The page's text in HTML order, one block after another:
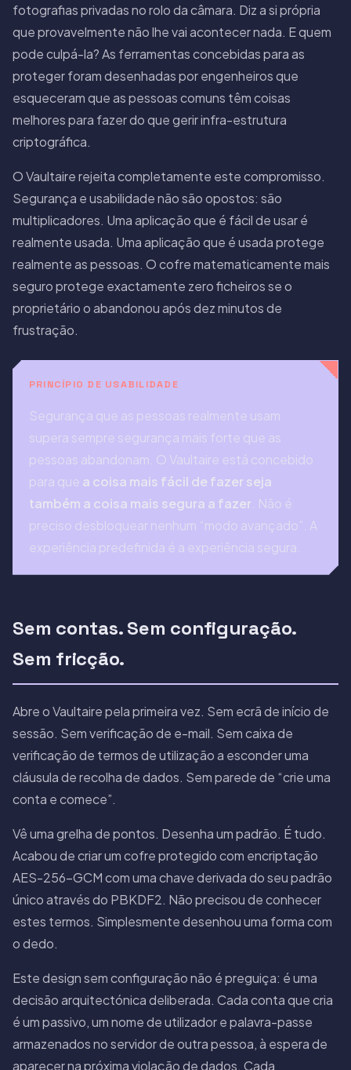
fotografias privadas no rolo da câmara. Diz a si própria
que provavelmente não lhe vai acontecer nada. E quem
pode culpá-la? As ferramentas concebidas para as
proteger foram desenhadas por engenheiros que
esqueceram que as pessoas comuns têm coisas
melhores para fazer do que gerir infra-estrutura
criptográfica.
O Vaultaire rejeita completamente este compromisso.
Segurança e usabilidade não são opostos: são
multiplicadores. Uma aplicação que é fácil de usar é
realmente usada. Uma aplicação que é usada protege
realmente as pessoas. O cofre matematicamente mais
seguro protege exactamente zero ficheiros se o
proprietário o abandonou após dez minutos de
frustração.
PRINCÍPIO DE USABILIDADE
Segurança que as pessoas realmente usam
supera sempre segurança mais forte que as
pessoas abandonam. O Vaultaire está concebido
para que a coisa mais fácil de fazer seja
também a coisa mais segura a fazer . Não é
preciso desbloquear nenhum “modo avançado”. A
experiência predefinida é a experiência segura.
Sem contas. Sem configuração.
Sem fricção.
Abre o Vaultaire pela primeira vez. Sem ecrã de início de
sessão. Sem verificação de e-mail. Sem caixa de
verificação de termos de utilização a esconder uma
cláusula de recolha de dados. Sem parede de “crie uma
conta e comece”.
Vê uma grelha de pontos. Desenha um padrão. É tudo.
Acabou de criar um cofre protegido com encriptação
AES-256-GCM com uma chave derivada do seu padrão
único através do PBKDF2. Não precisou de conhecer
estes termos. Simplesmente desenhou uma forma com
o dedo.
Este design sem configuração não é preguiça: é uma
decisão arquitectónica deliberada. Cada conta que cria
é um passivo, um nome de utilizador e palavra-passe
armazenados no servidor de outra pessoa, à espera de
aparecer na próxima violação de dados. Cada